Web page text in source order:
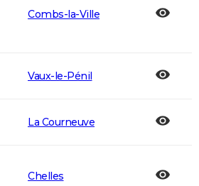
Combs-la-Ville
Vaux-le-Pénil
La Courneuve
Chelles